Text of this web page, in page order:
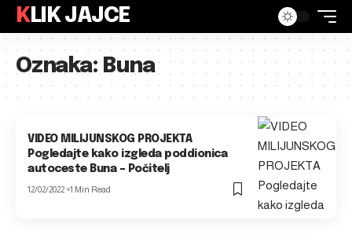
KLIK JAJCE
Oznaka:Buna
VIDEO MILIJUNSKOG PROJEKTA
Pogledajte kako izgleda poddionica
autoceste Buna – Počitelj
12/02/2022 1 Min Read